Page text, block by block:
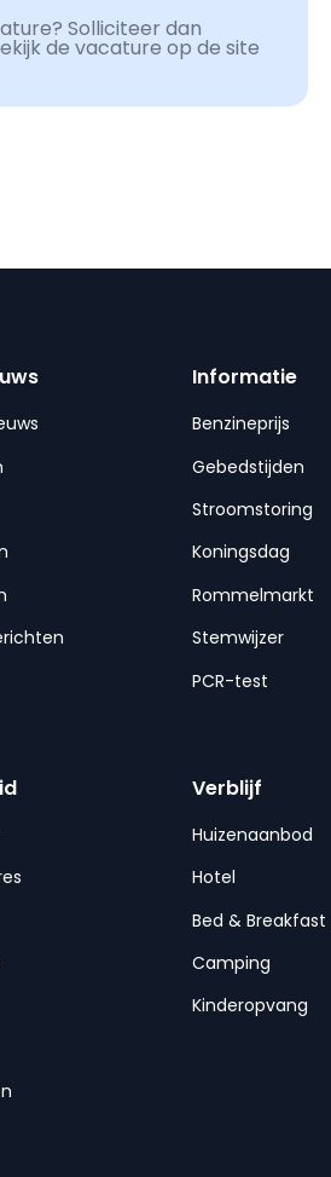
Solliciteer dan
de vacature op de site
Informatie
Benzineprijs
Gebedstijden
Stroomstoring
Koningsdag
Rommelmarkt
Stemwijzer
PCR-test
Verblijf
Huizenaanbod
Hotel
Bed & Breakfast
Camping
Kinderopvang